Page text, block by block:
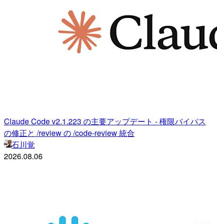
Claude Code v2.1.223 の主要アップデート - 権限バイパス
の修正と /review の /code-review 統合
石川覚
2026.08.06